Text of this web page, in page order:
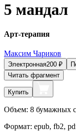
5 мандал
Арт-терапия
Максим Чариков
Электронная200 ₽
Читать фрагмент
Купить
Объем: 8 бумажных
Формат: epub, fb2,